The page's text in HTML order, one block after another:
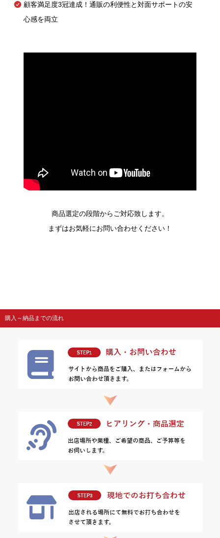
顧客満足度3冠達成！通販の利便性と対面サポートの安
心感を両立
商品選定の段階からご対応致します。
まずはお気軽にお問い合わせください！
購入～納品までの流れ